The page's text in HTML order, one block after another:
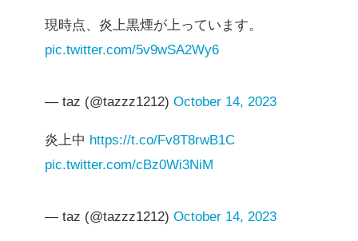
現時点、炎上黒煙が上っています。
pic.twitter.com/5v9wSA2Wy6
— taz (@tazzz1212) October 14, 2023
炎上中 https://t.co/Fv8T8rwB1C
pic.twitter.com/cBz0Wi3NiM
— taz (@tazzz1212) October 14, 2023